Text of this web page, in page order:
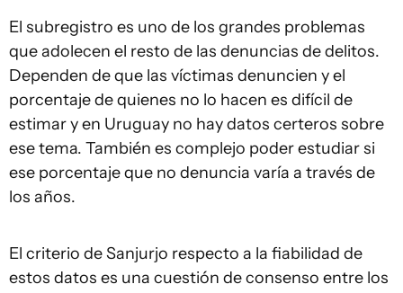
El subregistro es uno de los grandes problemas
que adolecen el resto de las denuncias de delitos.
Dependen de que las víctimas denuncien y el
porcentaje de quienes no lo hacen es difícil de
estimar y en Uruguay no hay datos certeros sobre
ese tema. También es complejo poder estudiar si
ese porcentaje que no denuncia varía a través de
los años.
El criterio de Sanjurjo respecto a la fiabilidad de
estos datos es una cuestión de consenso entre los